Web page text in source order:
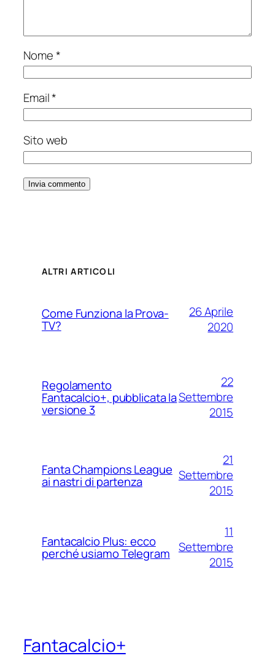
Nome*
Email*
Sito web
ALTRI ARTICOLI
Come Funziona la Prova-
TV?
26 Aprile
2020
Regolamento
Fantacalcio+, pubblicata la
versione 3
22
Settembre
2015
Fanta Champions League
ai nastri di partenza
21
Settembre
2015
Fantacalcio Plus: ecco
perché usiamo Telegram
11
Settembre
2015
Fantacalcio+